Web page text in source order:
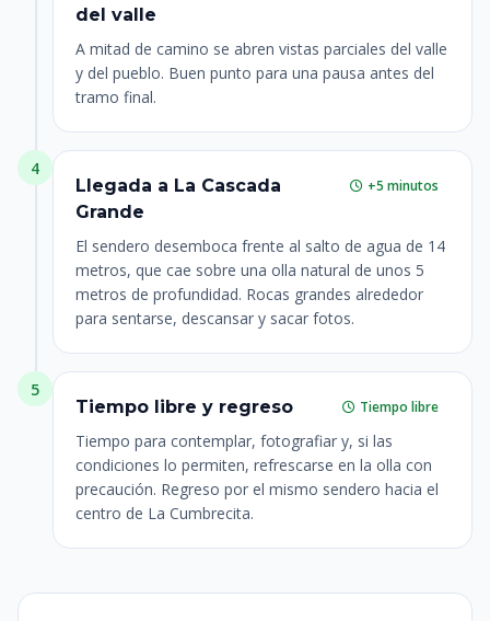
del valle
A mitad de camino se abren vistas parciales del valle
y del pueblo. Buen punto para una pausa antes del
tramo final.
4
Llegada a La Cascada
Grande
+5 minutos
El sendero desemboca frente al salto de agua de 14
metros, que cae sobre una olla natural de unos 5
metros de profundidad. Rocas grandes alrededor
para sentarse, descansar y sacar fotos.
5
Tiempo libre y regreso
Tiempo libre
Tiempo para contemplar, fotografiar y, si las
condiciones lo permiten, refrescarse en la olla con
precaución. Regreso por el mismo sendero hacia el
centro de La Cumbrecita.